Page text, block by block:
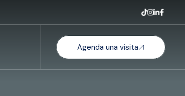
Agenda una visita